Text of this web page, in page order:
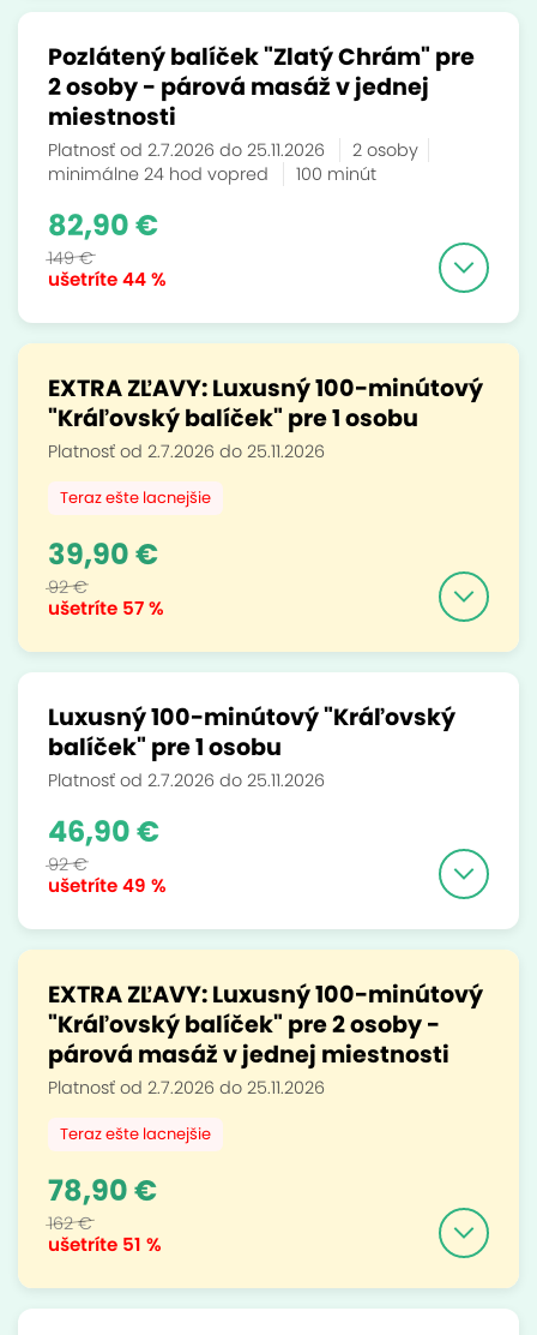
Pozlátený balíček "Zlatý Chrám" pre
2 osoby - párová masáž v jednej
miestnosti
Platnosť od 2.7.2026 do 25.11.2026
2 osoby
minimálne 24 hod vopred
100 minút
ušetríte44 %
82,90 €
149 €
EXTRA ZĽAVY: Luxusný 100-minútový
"Kráľovský balíček" pre 1 osobu
Platnosť od 2.7.2026 do 25.11.2026
Teraz ešte lacnejšie
ušetríte 57 %
39,90 €
92 €
Luxusný 100-minútový "Kráľovský
balíček" pre 1 osobu
Platnosť od 2.7.2026 do 25.11.2026
ušetríte49 %
46,90 €
92 €
EXTRA ZĽAVY: Luxusný 100-minútový
"Kráľovský balíček" pre 2 osoby -
párová masáž v jednej miestnosti
Platnosť od 2.7.2026 do 25.11.2026
Teraz ešte lacnejšie
ušetríte 51 %
78,90 €
162 €